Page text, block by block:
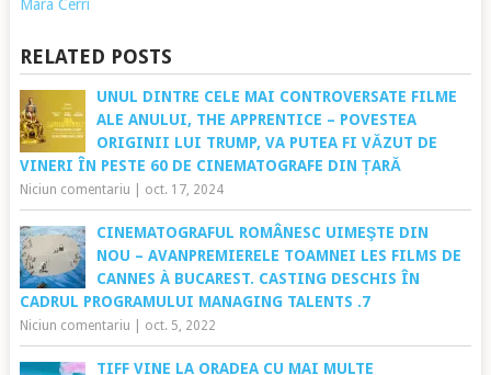
Mara Cerri
RELATED POSTS
UNUL DINTRE CELE MAI CONTROVERSATE FILME
ALE ANULUI, THE APPRENTICE – POVESTEA
ORIGINII LUI TRUMP, VA PUTEA FI VĂZUT DE
VINERI ÎN PESTE 60 DE CINEMATOGRAFE DIN ȚARĂ
Niciun comentariu oct. 17, 2024
CINEMATOGRAFUL ROMÂNESC UIMEŞTE DIN
NOU – AVANPREMIERELE TOAMNEI LES FILMS DE
CANNES À BUCAREST. CASTING DESCHIS ÎN
CADRUL PROGRAMULUI MANAGING TALENTS .7
Niciun comentariu oct. 5, 2022
TIFF VINE LA ORADEA CU MAI MULTE